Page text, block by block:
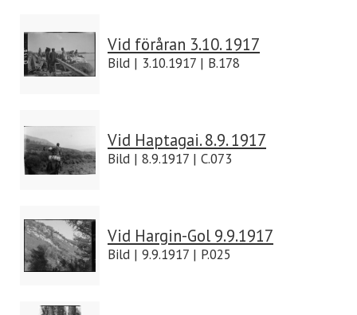
Vid föråran 3.10. 1917
Bild | 3.10.1917 | B.178
Vid Haptagai. 8.9. 1917
Bild | 8.9.1917 | C.073
Vid Hargin-Gol 9.9.1917
Bild | 9.9.1917 | P.025